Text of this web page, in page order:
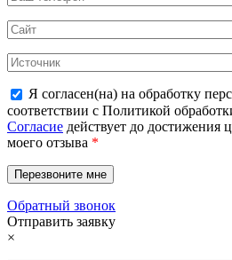
Я согласен(на) на обработку
соответствии с Политикой
Согласие действует до достижения
моего отзыва *
Обратный звонок
Отправить заявку
×